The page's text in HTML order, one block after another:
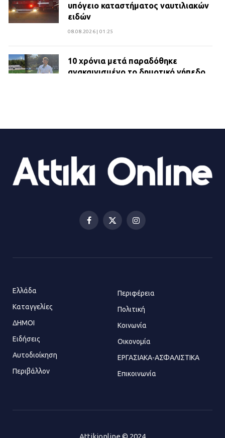
υπόγειο καταστήματος ναυτιλιακών
ειδών
08.08.2026 | 01:25
10 χρόνια μετά παραδόθηκε
ανακαινισμένο το δημοτικό γήπεδο
ΔΗΜΟΣ ΜΑΝΔΡΑΣ ΕΙΔΥΛΛΙΑΣ:
23.07.2026 | 14:58
Πολυχώρο ΙΡΙΣ
21.07.2026 | 14:01
Πώς έγινε η επίθεση στους δύο
«Φρένο» στα ηλεκτρικά πατίνια:
Τέλος η οδήγησή τους από
Facebook
X
Instagram
Ελλάδα
Καταγγελίες
ΔΗΜΟΙ
Ειδήσεις
Αυτοδιοίκηση
Περιβάλλον
Περιφέρεια
Πολιτική
Κοινωνία
Οικονομία
ΕΡΓΑΣΙΑΚΑ-ΑΣΦΑΛΙΣΤΙΚΑ
Επικοινωνία
Attikionline © 2024